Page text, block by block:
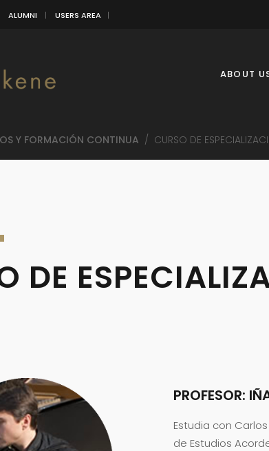
ALUMNI USERS AREA
ABOUT
Y FORMACIÓN CONTINUA / CURSO DE
DE
PROFESOR:
Estudia con
de Estudios